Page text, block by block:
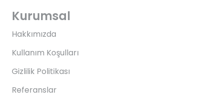
Kurumsal
Hakkımızda
Kullanım Koşulları
Gizlilik Politikası
Referanslar